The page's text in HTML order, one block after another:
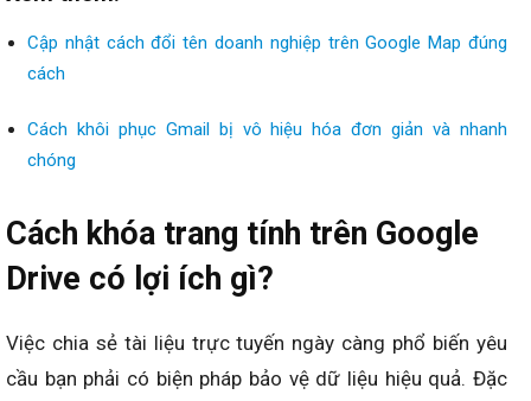
Cập nhật cách đổi tên doanh nghiệp trên Google Map đúng
cách
Cách khôi phục Gmail bị vô hiệu hóa đơn giản và nhanh
chóng
Cách khóa trang tính trên Google
Drive có lợi ích gì?
Việc chia sẻ tài liệu trực tuyến ngày càng phổ biến yêu
cầu bạn phải có biện pháp bảo vệ dữ liệu hiệu quả. Đặc